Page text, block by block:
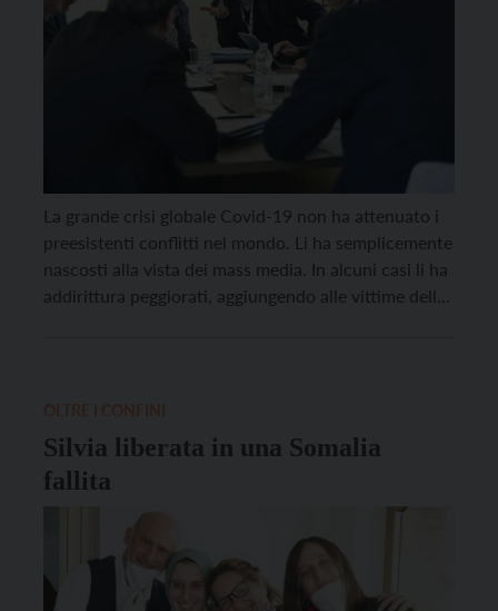
La grande crisi globale Covid-19 non ha attenuato i
preesistenti conflitti nel mondo. Li ha semplicemente
nascosti alla vista dei mass media. In alcuni casi li ha
addirittura peggiorati, aggiungendo alle vittime della
Silvia liberata in una Somalia
fallita